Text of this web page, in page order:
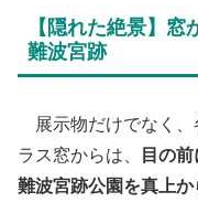
【隠れた絶景】
難波宮跡
展示物だけでなく
ラス窓からは、
目の
難波宮跡公園を真上か